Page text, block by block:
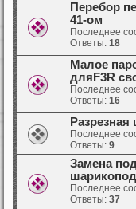
Перебор
41-ом
Последнее
Ответы: 18
Малое
дляF3R
Последнее
Ответы: 16
Последнее
Ответы: 9
Замена
Последнее
Ответы: 37